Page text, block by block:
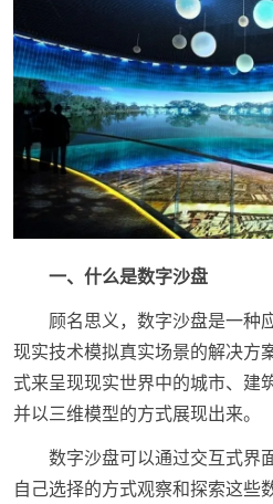
一、什么是数字沙盘
顾名思义，数字沙盘是一种
现实技术模拟真实场景的解决方
式来呈现现实世界中的城市、建
并以三维模型的方式展现出来。
数字沙盘可以通过交互式界
自己选择的方式观察和探索这些